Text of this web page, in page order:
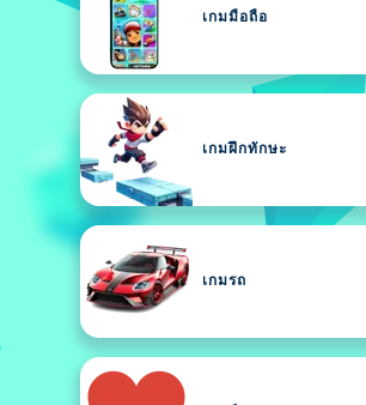
เกมมือถือ
เกมฝึกทักษะ
เกมรถ